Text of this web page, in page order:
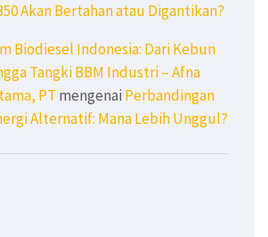
Akan Bertahan atau Digantikan?
Biodiesel Indonesia: Dari Kebun
Tangki BBM Industri – Afna
PT mengenai Perbandingan
Alternatif: Mana Lebih Unggul?